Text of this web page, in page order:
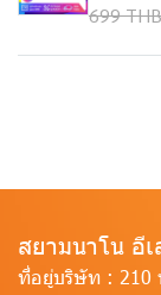
699 THB
สยามนาโน อี
ที่อยู่บริษัท : 210